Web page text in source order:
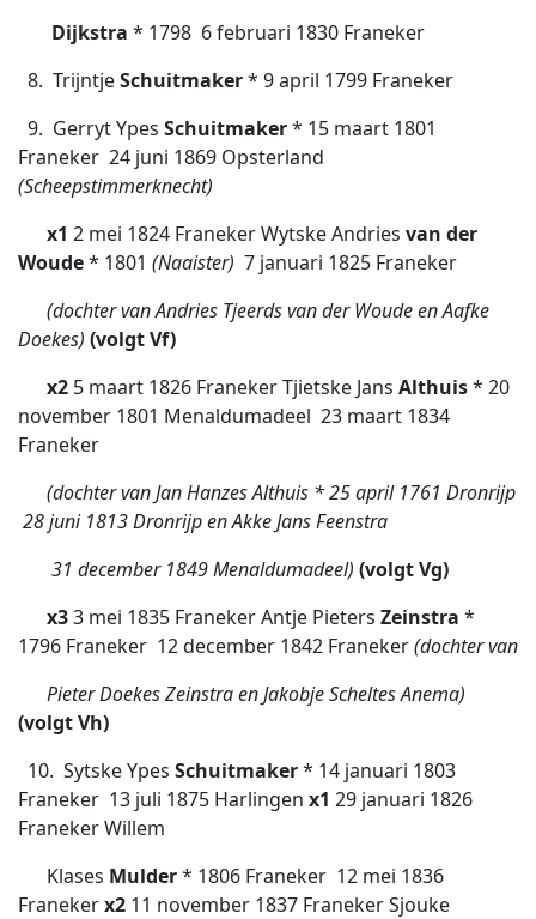
Dijkstra * 1798  6 februari 1830 Franeker
8. TrijntjeSchuitmaker* 9 april 1799 Franeker
9. Gerryt Ypes Schuitmaker* 15 maart 1801
Franeker  24 juni 1869 Opsterland
(Scheepstimmerknecht)
x1 2 mei 1824 Franeker Wytske Andries van der
Woude* 1801 (Naaister) 7 januari 1825 Franeker
(dochter van Andries Tjeerds van der Woude en Aafke
Doekes) (volgt Vf)
x2 5 maart 1826 Franeker Tjietske Jans Althuis* 20
november 1801 Menaldumadeel  23 maart 1834
Franeker
(dochter van Jan Hanzes Althuis * 25 april 1761 Dronrijp
 28 juni 1813Dronrijp en Akke Jans Feenstra
 31 december 1849 Menaldumadeel) (volgt Vg)
x33 mei 1835 Franeker Antje Pieters Zeinstra *
1796 Franeker  12 december 1842 Franeker(dochter van
Pieter Doekes Zeinstra en Jakobje Scheltes Anema)
(volgt Vh)
10. Sytske Ypes Schuitmaker* 14 januari 1803
Franeker  13 juli 1875 Harlingen x1 29 januari 1826
Franeker Willem
Klases Mulder* 1806 Franeker  12 mei 1836
Franekerx2 11 november 1837 Franeker Sjouke